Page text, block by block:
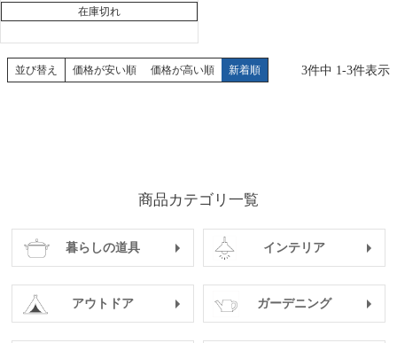
在庫切れ
並び替え 価格が安い順 価格が高い順 新着順 3件中 1 -3件表示
商品カテゴリ一覧
暮らしの道具 インテリア
アウトドア ガーデニング